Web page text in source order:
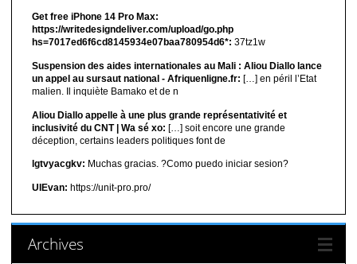
Get free iPhone 14 Pro Max:
https://writedesigndeliver.com/upload/go.php
hs=7017ed6f6cd8145934e07baa780954d6*: 37tz1w
Suspension des aides internationales au Mali : Aliou Diallo lance
un appel au sursaut national - Afriquenligne.fr: […] en péril l’Etat
malien. Il inquiète Bamako et de n
Aliou Diallo appelle à une plus grande représentativité et
inclusivité du CNT | Wa sé xo: […] soit encore une grande
déception, certains leaders politiques font de
lgtvyacgkv: Muchas gracias. ?Como puedo iniciar sesion?
UIEvan: https://unit-pro.pro/
Archives